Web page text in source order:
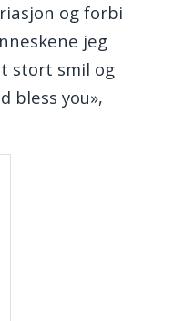
og forbi
jeg
stort smil og
bless you»,